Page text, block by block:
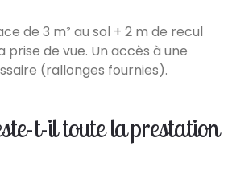
de 3 m² au sol + 2 m de recul
prise de vue. Un accès à une
(rallonges fournies).
t-il toute la prestation